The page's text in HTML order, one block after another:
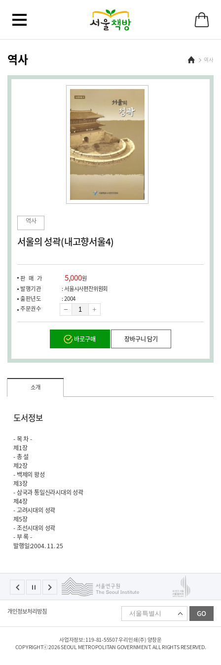
메
역사 Home역사
역사
서울의 성곽(내고향서울4)
판매가 5,000원
발행기관
: 서울시사편찬위원회
출판년도
: 2004
주문권수
량
바로구매 장바구니 담기
소개
도서정보
- 목 차 -
제1장
- 총 설
제2장
- 백제의 왕성
제3장
- 삼국과 통일신라시대의 성곽
제4장
- 고려시대의 성곽
제5장
- 조선시대의 성곽
- 부 록 -
발행일:2004. 11. 25
개인정보처리방침
패
리
이
트
선
GO
사업자정보: 119-81-55507 우리인쇄(주) 양창운
COPYRIGHTⓒ2026 SEOUL METROPOLITAN GOVERNMENT. ALL RIGHTS RESERVED.